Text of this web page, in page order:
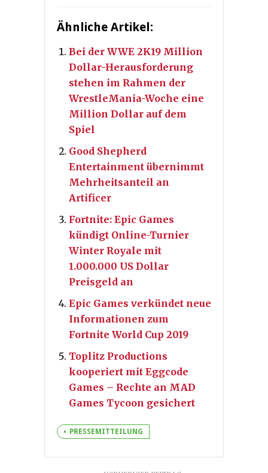
Ähnliche Artikel:
Bei der WWE 2K19 Million
Dollar-Herausforderung
stehen im Rahmen der
WrestleMania-Woche eine
Million Dollar auf dem
Spiel
Good Shepherd
Entertainment übernimmt
Mehrheitsanteil an
Artificer
Fortnite: Epic Games
kündigt Online-Turnier
Winter Royale mit
1.000.000 US Dollar
Preisgeld an
Epic Games verkündet neue
Informationen zum
Fortnite World Cup 2019
Toplitz Productions
kooperiert mit Eggcode
Games – Rechte an MAD
Games Tycoon gesichert
PRESSEMITTEILUNG